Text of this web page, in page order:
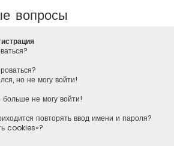
вопросы
но не могу войти!
больше не могу войти!
повторять ввод имени и пароля?
cookies»?